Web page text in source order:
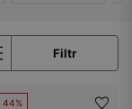
Filtr
44%